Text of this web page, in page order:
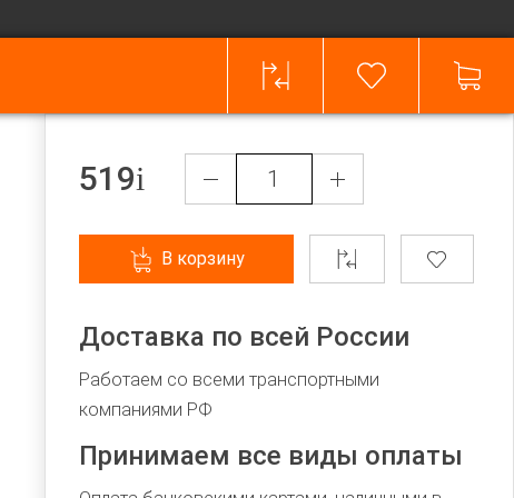
519
В корзину
Доставка по всей России
Работаем со всеми транспортными
компаниями РФ
Принимаем все виды оплаты